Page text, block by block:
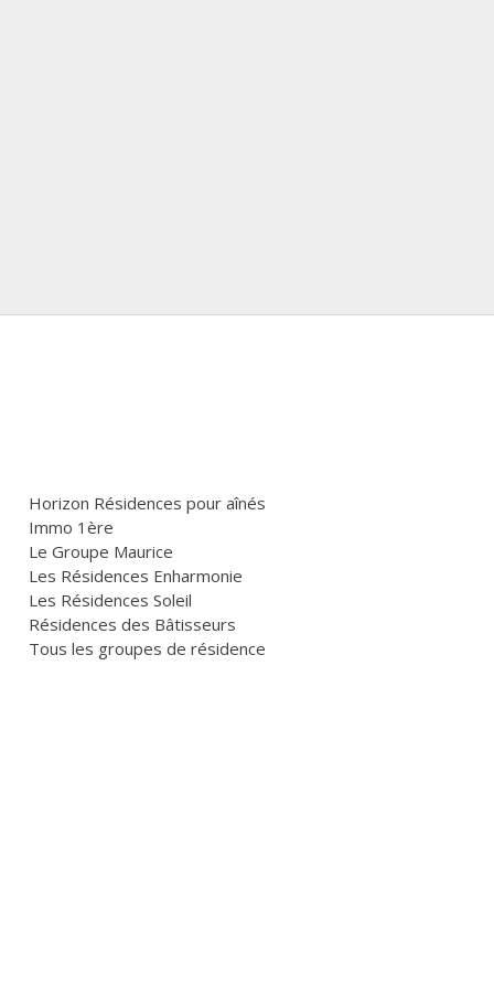
Horizon Résidences pour aînés
Immo 1ère
Le Groupe Maurice
Les Résidences Enharmonie
Les Résidences Soleil
Résidences des Bâtisseurs
Tous les groupes de résidence